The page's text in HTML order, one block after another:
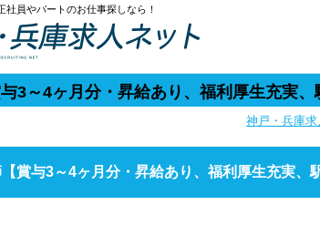
社員やパートのお仕事探しなら！
3～4ヶ月分・昇給あり、福利厚生充実、
神戸・兵庫求
賞与3～4ヶ月分・昇給あり、福利厚生充実、